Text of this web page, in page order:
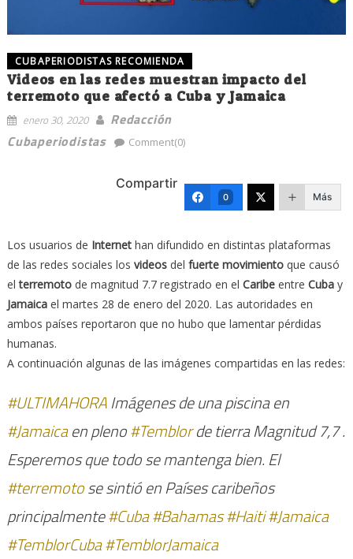
CUBAPERIODISTAS RECOMIENDA
Videos en las redes muestran impacto del
terremoto que afectó a Cuba y Jamaica
enero 30, 2020
Redacción
Cubaperiodistas
Comment(0)
Compartir
0 Más
Los usuarios de Internet han difundido en distintas plataformas
de las redes sociales los videos del fuerte movimientoque causó
elterremoto de magnitud 7.7 registrado en el Caribe entre Cubay
Jamaica el martes 28 de enero del 2020. Las autoridades en
ambos países reportaron que no hubo que lamentar pérdidas
humanas.
A continuación algunas de las imágenes compartidas en las redes:
#ULTIMAHORAImágenes de una piscina en
#Jamaicaen pleno#Temblorde tierra Magnitud 7,7 .
Esperemos que todo se mantenga bien. El
#terremotose sintió en Países caribeños
principalmente#Cuba#Bahamas#Haiti#Jamaica
#TemblorCuba#TemblorJamaica